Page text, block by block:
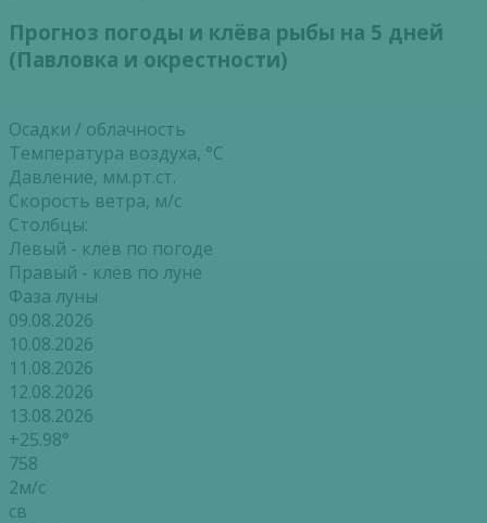
Прогноз погоды и клёва рыбы на 5 дней
(Павловка и окрестности)
Осадки / облачность
Температура воздуха, °С
Давление, мм.рт.ст.
Скорость ветра, м/с
Столбцы:
Левый - клёв по погоде
Правый - клёв по луне
Фаза луны
09.08.2026
10.08.2026
11.08.2026
12.08.2026
13.08.2026
+25.98°
758
2м/с
св